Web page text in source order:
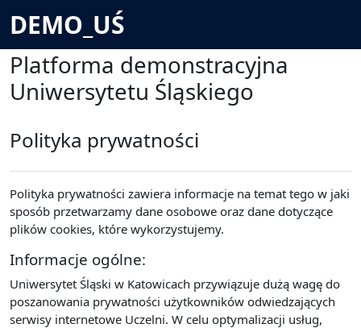
Przejdź do głównej zawartości
DEMO_UŚ
Platforma demonstracyjna
Uniwersytetu Śląskiego
Polityka prywatności
Polityka prywatności zawiera informacje na temat tego w jaki
sposób przetwarzamy dane osobowe oraz dane dotyczące
plików cookies, które wykorzystujemy.
Informacje ogólne:
Uniwersytet Śląski w Katowicach przywiązuje dużą wagę do
poszanowania prywatności użytkowników odwiedzających
serwisy internetowe Uczelni. W celu optymalizacji usług,